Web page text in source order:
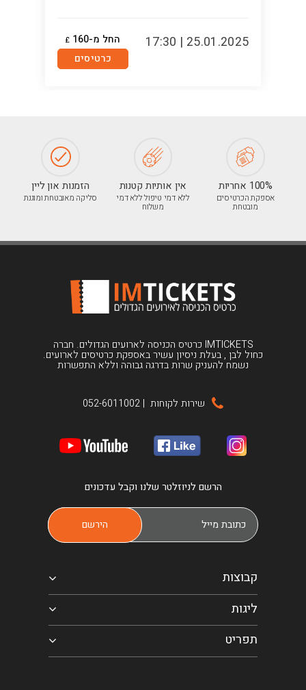
25.01.2025 | 17:30 החל מ-160 £
כרטיסים
100% אחריות
אספקת הכרטיסים
מובטחת
אין אותיות קטנות
ללא דמי טיפול ללא דמי
משלוח
הזמנות און ליין
סליקה מאובטחת ומוגנת
IMTICKETS כרטיס הכניסה לארועים הגדולים. חברה
כחול לבן , בעלת ניסיון עשיר באספקת כרטיסים לארועים.
נשמח להעניק שרות בדרגה גבוהה וללא התפשרות
שירות לקוחות |
052-6011002
הרשם לניוזלטר שלנו וקבל עדכונים
קבוצות
ליגות
תפריט